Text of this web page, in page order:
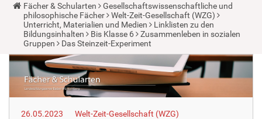
Y
o
u
a
r
e
h
r
e
:
Fächer & Schularten
Gesellschaftswissenschaftliche und
philosophische Fächer
Welt-Zeit-Gesellschaft (WZG)
Unterricht, Materialien und Medien
Linklisten zu den
Bildungsinhalten
Bis Klasse 6
Zusammenleben in sozialen
Gruppen
Das Steinzeit-Experiment
26.05.2023
Welt-Zeit-Gesellschaft (WZG)